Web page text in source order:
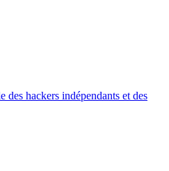
des hackers indépendants et des